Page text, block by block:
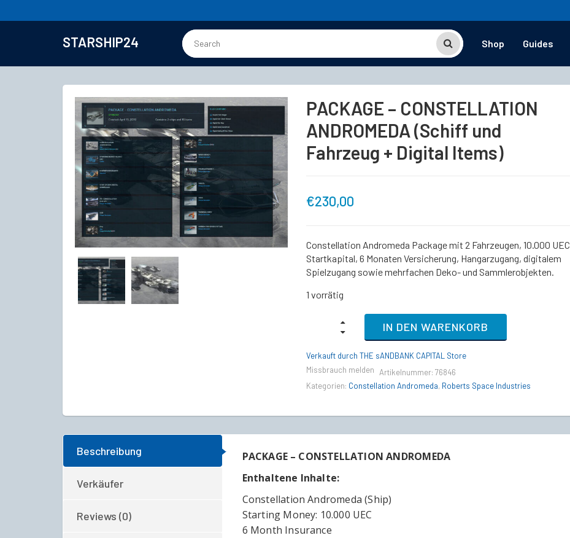
STARSHIP24 Shop Guides
PACKAGE – CONSTELLATION
ANDROMEDA (Schiff und
Fahrzeug + Digital Items)
€230,00
Constellation Andromeda Package mit 2 Fahrzeugen, 10.000 UEC
Startkapital, 6 Monaten Versicherung, Hangarzugang, digitalem
Spielzugang sowie mehrfachen Deko- und Sammlerobjekten.
1 vorrätig
CONSTELLATION
ANDROMEDA
und
Fahrzeug
Items)
IN DEN WARENKORB
Verkauft durch THE sANDBANK CAPITAL Store
Missbrauch melden
Artikelnummer: 76846
Kategorien: Constellation Andromeda, Roberts Space Industries
Beschreibung
Verkäufer
Reviews (0)
PACKAGE – CONSTELLATION ANDROMEDA
Enthaltene Inhalte:
Constellation Andromeda (Ship)
Starting Money: 10.000 UEC
6 Month Insurance